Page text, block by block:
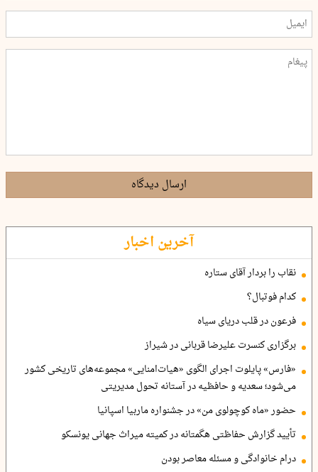
ارسال دیدگاه
آخرین اخبار
نقاب را بردار آقای ستاره
کدام فوتبال؟
فرعون در قلب دریای سیاه
برگزاری کنسرت علیرضا قربانی در شیراز
«فارس» پایلوت اجرای الگوی «هیات‌امنایی» مجموعه‌های تاریخی کشور
می‌شود؛ سعدیه و حافظیه در آستانه تحول مدیریتی
حضور «ماه کوچولوی من» در جشنواره ماربیا اسپانیا
تأیید گزارش حفاظتی هگمتانه در کمیته میراث جهانی یونسکو
درام خانوادگی و مسئله معاصر بودن